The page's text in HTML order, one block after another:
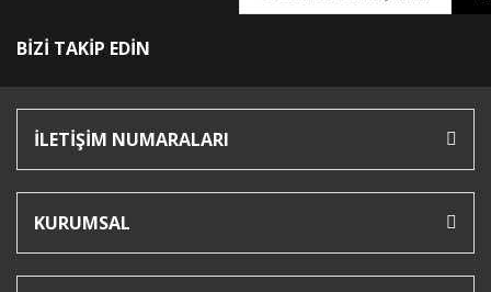
BİZİ TAKİP EDİN
İLETİŞİM NUMARALARI
KURUMSAL